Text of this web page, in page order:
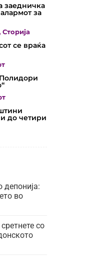
заедничка
за
Сторија
се враќа
до четири
во
со